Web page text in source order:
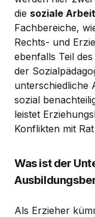
die soziale
Fachbereiche,
Rechts- und
ebenfalls Teil
der
unterschiedliche
sozial
leistet
Konflikten mit
Was ist der
Als Erzieher